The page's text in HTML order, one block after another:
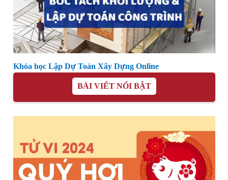
Khóa học Lập Dự Toán Xây Dựng Online
BÀI VIẾT NỔI BẬT